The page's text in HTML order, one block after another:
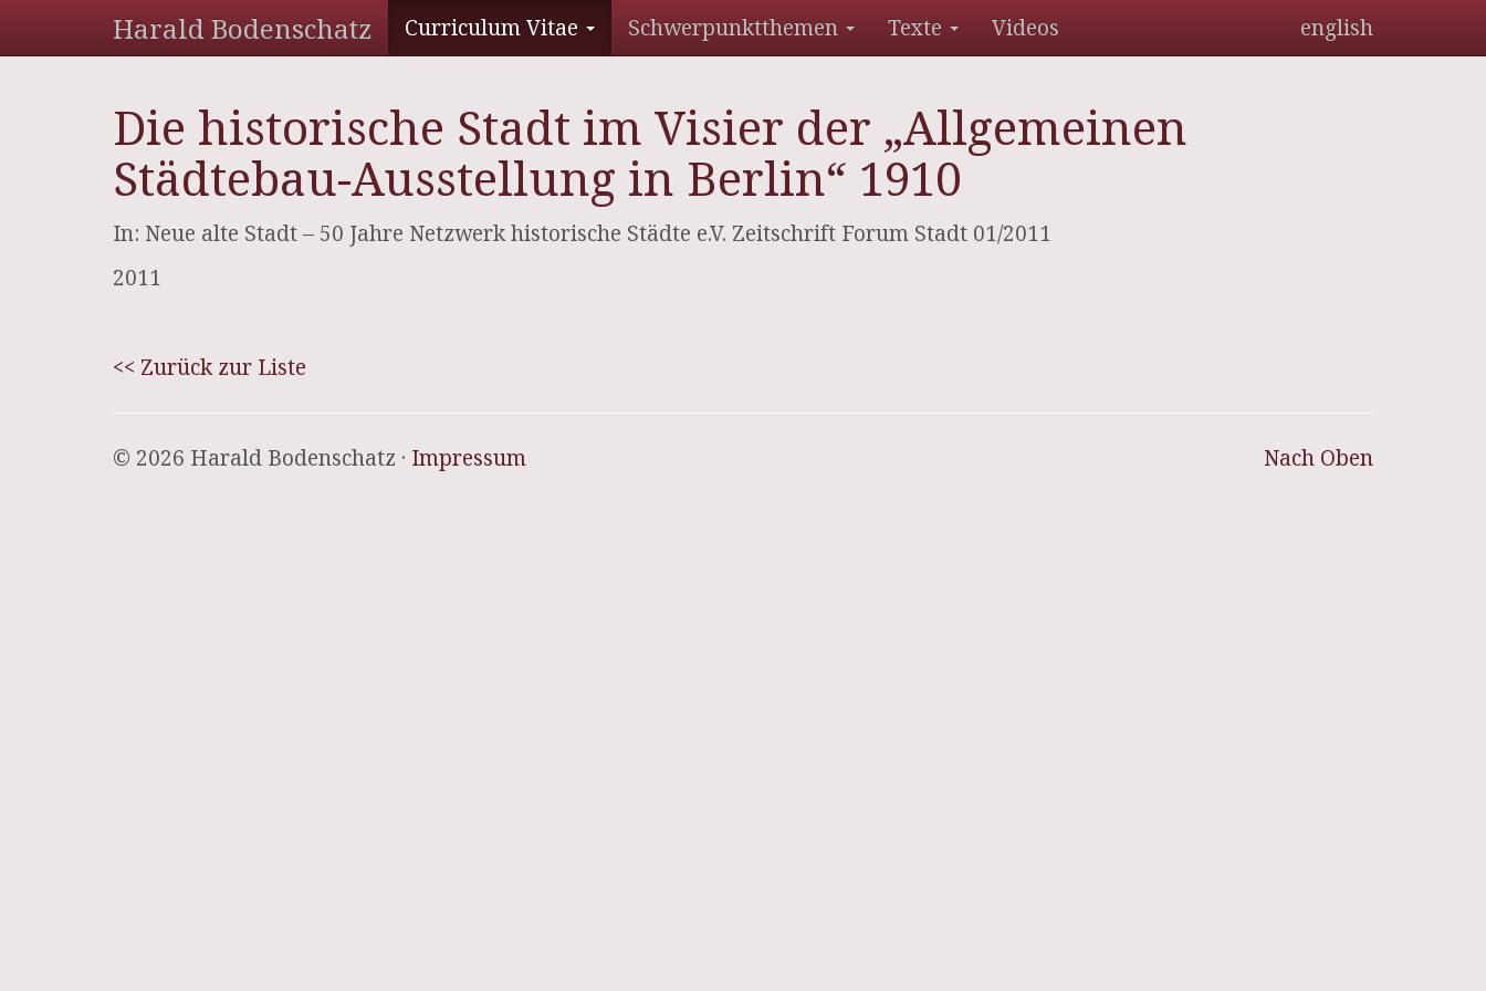
Harald Bodenschatz Curriculum Vitae Schwerpunktthemen Texte Videos english
Die historische Stadt im Visier der „Allgemeinen
Städtebau-Ausstellung in Berlin“ 1910
In: Neue alte Stadt – 50 Jahre Netzwerk historische Städte e.V. Zeitschrift Forum Stadt 01/2011
2011
<< Zurück zur Liste
Nach Oben
© 2026 Harald Bodenschatz · Impressum